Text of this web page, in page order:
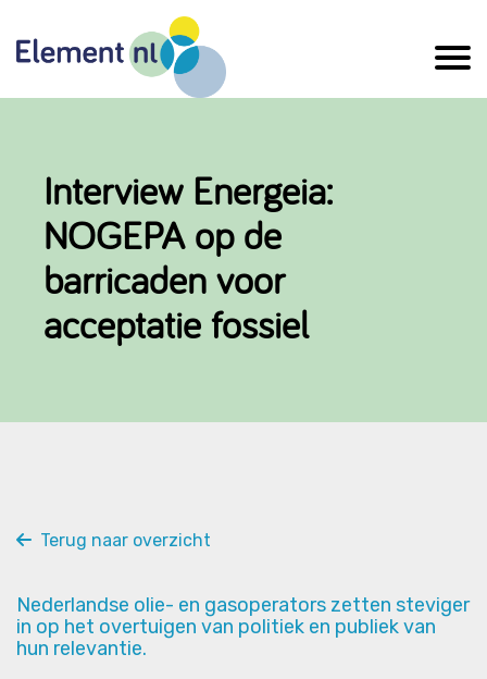
inhoud
Interview Energeia:
NOGEPA op de
barricaden voor
acceptatie fossiel
Terug naar overzicht
Nederlandse olie- en gasoperators zetten steviger
in op het overtuigen van politiek en publiek van
hun relevantie.